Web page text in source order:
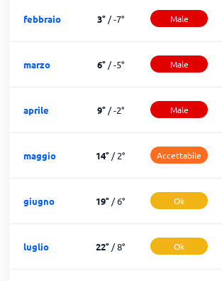
febbraio 3°/-7° Male
marzo 6°/-5° Male
aprile 9°/-2° Male
maggio 14° /2° Accettabile
giugno 19° /6° Ok
luglio 22° /8° Ok